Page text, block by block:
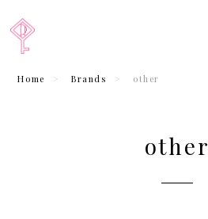
Home Brands other
other